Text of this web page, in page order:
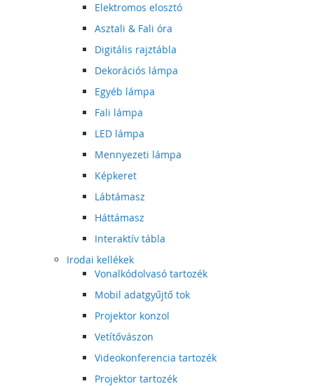
Elektromos elosztó
Asztali & Fali óra
Digitális rajztábla
Dekorációs lámpa
Egyéb lámpa
Fali lámpa
LED lámpa
Mennyezeti lámpa
Képkeret
Lábtámasz
Háttámasz
Interaktív tábla
Irodai kellékek
Vonalkódolvasó tartozék
Mobil adatgyűjtő tok
Projektor konzol
Vetítővászon
Videokonferencia tartozék
Projektor tartozék